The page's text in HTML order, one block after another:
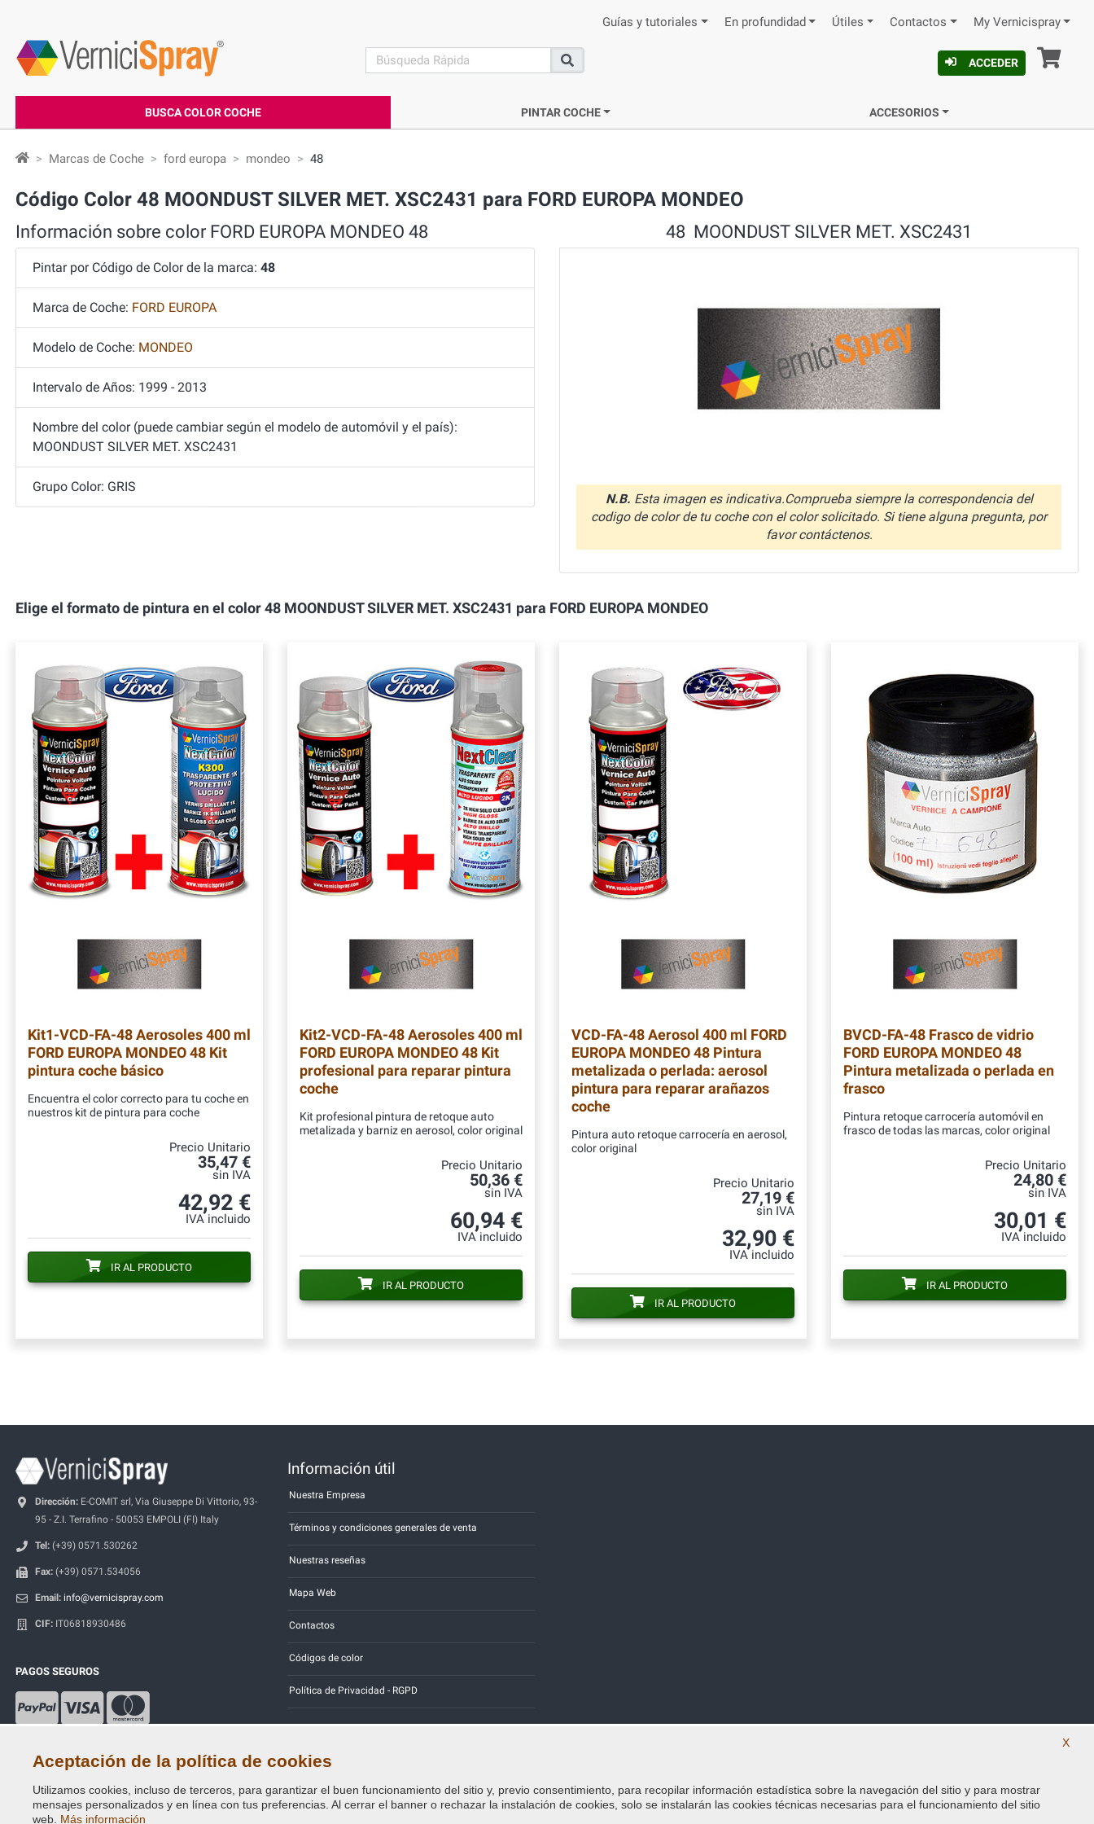
Guías y tutoriales En profundidad Útiles Contactos My Vernicispray
search
Buscar
ACCEDER
BUSCA COLOR COCHE PINTAR COCHE ACCESORIOS
Marcas de Coche ford europa mondeo 48
Código Color 48 MOONDUST SILVER MET. XSC2431 para FORD EUROPA MONDEO
Información sobre color FORD EUROPA MONDEO 48
Pintar por Código de Color de la marca: 48
Marca de Coche: FORD EUROPA
Modelo de Coche: MONDEO
Intervalo de Años: 1999 - 2013
Nombre del color (puede cambiar según el modelo de automóvil y el país):
MOONDUST SILVER MET. XSC2431
Grupo Color: GRIS
48 MOONDUST SILVER MET. XSC2431
N.B. Esta imagen es indicativa.Comprueba siempre la correspondencia del
codigo de color de tu coche con el color solicitado. Si tiene alguna pregunta, por
favor contáctenos.
Elige el formato de pintura en el color 48 MOONDUST SILVER MET. XSC2431 para FORD EUROPA MONDEO
Kit1-VCD-FA-48Aerosoles 400 ml
FORD EUROPA MONDEO 48 Kit
pintura coche básico
Encuentra el color correcto para tu coche en
nuestros kit de pintura para coche
Precio Unitario
35,47 €
sin IVA
42,92 €
IVA incluido
IR AL PRODUCTO
Kit2-VCD-FA-48Aerosoles 400 ml
FORD EUROPA MONDEO 48 Kit
profesional para reparar pintura
coche
Kit profesional pintura de retoque auto
metalizada y barniz en aerosol, color original
Precio Unitario
50,36 €
sin IVA
60,94 €
IVA incluido
IR AL PRODUCTO
VCD-FA-48Aerosol 400 ml FORD
EUROPA MONDEO 48 Pintura
metalizada o perlada: aerosol
pintura para reparar arañazos
coche
Pintura auto retoque carrocería en aerosol,
color original
Precio Unitario
27,19 €
sin IVA
32,90 €
IVA incluido
IR AL PRODUCTO
BVCD-FA-48 Frasco de vidrio
FORD EUROPA MONDEO 48
Pintura metalizada o perlada en
frasco
Pintura retoque carrocería automóvil en
frasco de todas las marcas, color original
Precio Unitario
24,80 €
sin IVA
30,01 €
IVA incluido
IR AL PRODUCTO
Dirección: E-COMIT srl, Via Giuseppe Di Vittorio, 93-
95 - Z.I. Terrafino - 50053 EMPOLI (FI) Italy
Tel: (+39) 0571.530262
Fax: (+39) 0571.534056
Email: info@vernicispray.com
CIF: IT06818930486
PAGOS SEGUROS
Información útil
Nuestra Empresa
Términos y condiciones generales de venta
Nuestras reseñas
Mapa Web
Contactos
Códigos de color
Política de Privacidad - RGPD
Copyright © 2014 - 2026. All Rights Reserved.
Visitantes En Línea: 433
Credits:E-COMIT SÍguenos en nuestras redes sociales
X
Aceptación de la política de cookies
Utilizamos cookies, incluso de terceros, para garantizar el buen funcionamiento del sitio y, previo consentimiento, para recopilar información estadística sobre la navegación del sitio y para mostrar
mensajes personalizados y en línea con tus preferencias. Al cerrar el banner o rechazar la instalación de cookies, solo se instalarán las cookies técnicas necesarias para el funcionamiento del sitio
web. Más información